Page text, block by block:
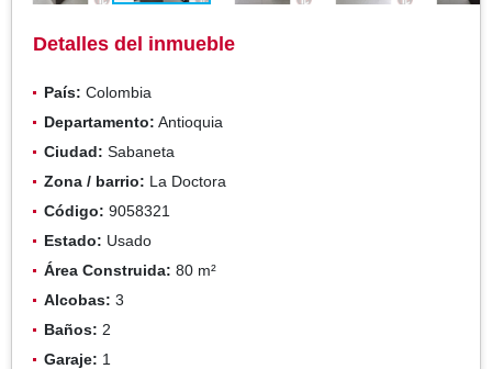
Detalles del inmueble
País: Colombia
Departamento: Antioquia
Ciudad: Sabaneta
Zona / barrio: La Doctora
Código: 9058321
Estado: Usado
Área Construida: 80 m²
Alcobas: 3
Baños: 2
Garaje: 1